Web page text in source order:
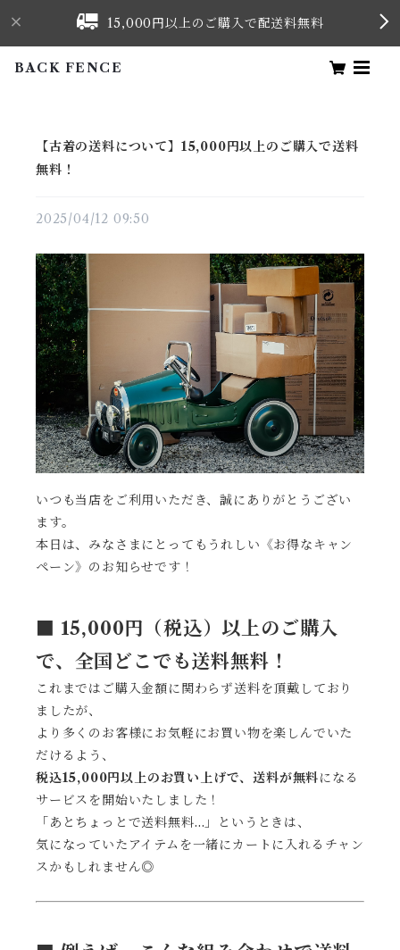
15,000円以上のご購入で配送料無料
BACK FENCE
【古着の送料について】15,000円以上のご購入で送料
無料！
2025/04/12 09:50
いつも当店をご利用いただき、誠にありがとうござい
ます。
本日は、みなさまにとってもうれしい《お得なキャン
ペーン》のお知らせです！
■ 15,000円（税込）以上のご購入
で、全国どこでも送料無料！
これまではご購入金額に関わらず送料を頂戴しており
ましたが、
より多くのお客様にお気軽にお買い物を楽しんでいた
だけるよう、
税込15,000円以上のお買い上げで、送料が無料になる
サービスを開始いたしました！
「あとちょっとで送料無料…」というときは、
気になっていたアイテムを一緒にカートに入れるチャン
スかもしれません◎